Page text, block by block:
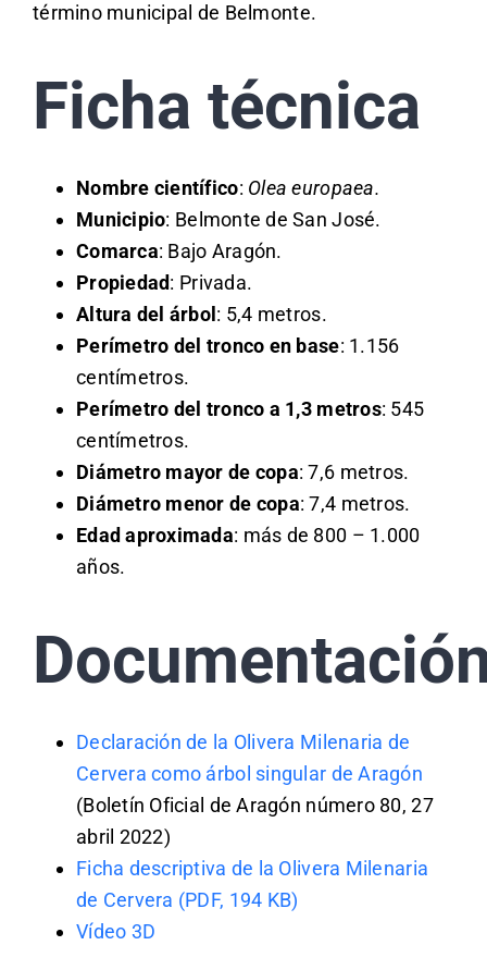
término municipal de Belmonte.
Ficha técnica
Nombre científico: Olea europaea.
Municipio: Belmonte de San José.
Comarca: Bajo Aragón.
Propiedad: Privada.
Altura del árbol : 5,4 metros.
Perímetro del tronco en base: 1.156
centímetros.
Perímetro del tronco a 1,3 metros: 545
centímetros.
Diámetro mayor de copa: 7,6 metros.
Diámetro menor de copa: 7,4 metros.
Edad aproximada: más de 800 – 1.000
años.
Declaración de la Olivera Milenaria de
Cervera como árbol singular de Aragón
(Boletín Oficial de Aragón número 80, 27
abril 2022)
Ficha descriptiva de la Olivera Milenaria
de Cervera (PDF, 194 KB)
Vídeo 3D